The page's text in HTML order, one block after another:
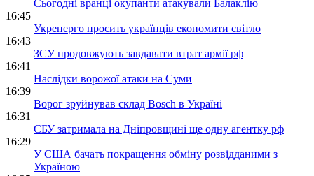
Сьогодні вранці окупанти атакували Балаклію
16:45
Укренерго просить українців економити світло
16:43
ЗСУ продовжують завдавати втрат армії рф
16:41
Наслідки ворожої атаки на Суми
16:39
Ворог зруйнував склад Bosch в Україні
16:31
СБУ затримала на Дніпровщині ще одну агентку рф
16:29
У США бачать покращення обміну розвідданими з
Україною